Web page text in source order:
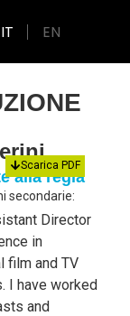
IT EN
Scarica PDF
alla regia
secondarie:
Director
in
film and TV
I have worked
and